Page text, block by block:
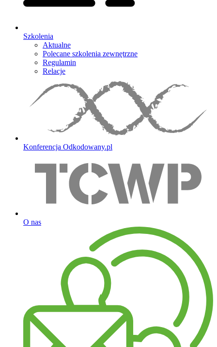
Szkolenia
Aktualne
Polecane szkolenia zewnętrzne
Regulamin
Relacje
Konferencja Odkodowany.pl
O nas